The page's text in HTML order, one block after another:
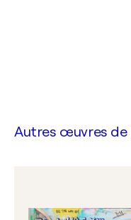
Autres œuvres de